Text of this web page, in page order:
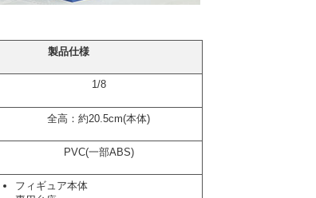
製品仕様
1/8
全高：約20.5cm(本体)
PVC(一部ABS)
フィギュア本体